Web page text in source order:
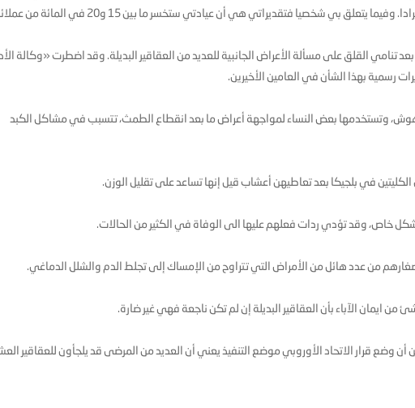
بي شخصيا فتقديراتي هي أن عيادتي ستخسر ما بين 15 و20 في المائة من عملائها.
تنامي القلق على مسألة الأعراض الجانبية للعديد من العقاقير البديلة. وقد اضطرت «وكالة
رسمية بهذا الشأن في العامين الأخيرين.
وتستخدمها بعض النساء لمواجهة أعراض ما بعد انقطاع الطمث، تتسبب في مشاكل الكبد
خاص، وقد تؤدي ردات فعلهم عليها الى الوفاة في الكثير من الحالات.
صغارهم من عدد هائل من الأمراض التي تتراوح من الإمساك إلى تجلط الدم والشلل الدماغي.
من ايمان الآباء بأن العقاقير البديلة إن لم تكن ناجعة فهي غير ضارة.
أن وضع قرار الاتحاد الأوروبي موضع التنفيذ يعني أن العديد من المرضى قد يلجأون للعقاقير